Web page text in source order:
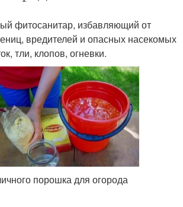
фитосанитар, избавляющий от
вредителей и опасных насекомых
тли, клопов, огневки.
порошка для огорода